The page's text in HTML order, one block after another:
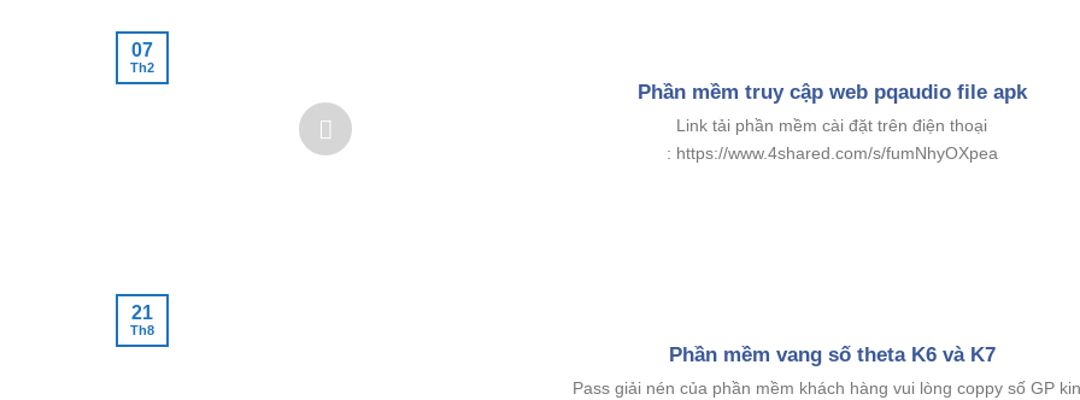
Phần mềm truy cập web pqaudio file apk
Link tải phần mềm cài đặt trên điện thoại
: https://www.4shared.com/s/fumNhyOXpea
07
Th2
Phần mềm vang số theta K6 và K7
Pass giải nén của phần mềm khách hàng vui lòng coppy số GP
21
Th8